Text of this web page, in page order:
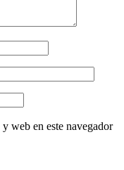
web en este navegador